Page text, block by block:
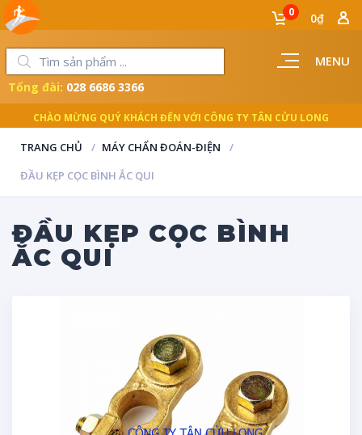
MENU
0 0₫
CHÀO MỪNG QUÝ KHÁCH ĐẾN VỚI CÔNG TY TÂN CỬU LONG
Tổng đài: 028 6686 3366
TRANG CHỦ
MÁY CHẨN ĐOÁN-ĐIỆN
ĐẦU KẸP CỌC BÌNH ẮC QUI
ĐẦU KẸP CỌC BÌNH
ẮC QUI